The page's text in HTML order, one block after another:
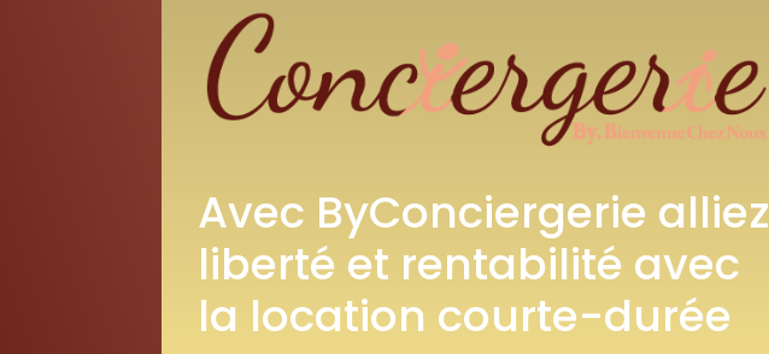
Avec ByConciergerie alliez
liberté et rentabilité avec
la location courte-durée